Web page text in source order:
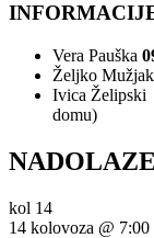
Vera Pauška
Željko Mužjak
Ivica Želipski
domu)
kol 14
14 kolovoza @ 7:00